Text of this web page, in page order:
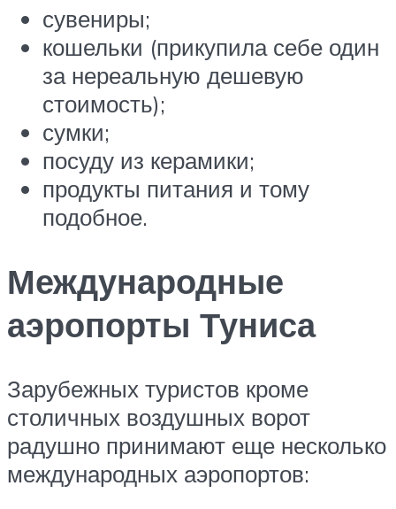
сувениры;
кошельки (прикупила себе один
за нереальную дешевую
стоимость);
сумки;
посуду из керамики;
продукты питания и тому
подобное.
Международные
аэропорты Туниса
Зарубежных туристов кроме
столичных воздушных ворот
радушно принимают еще несколько
международных аэропортов: